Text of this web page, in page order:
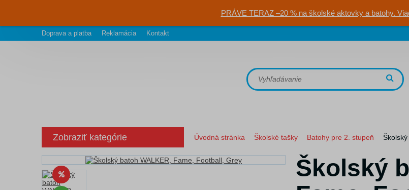
PRÁVE TERAZ –20 % na školské aktovky a batohy.
Doprava a platba Reklamácia Kontakt
Zobraziť kategórie Úvodná stránka Školské tašky Batohy pre 2. stupeň
Školský